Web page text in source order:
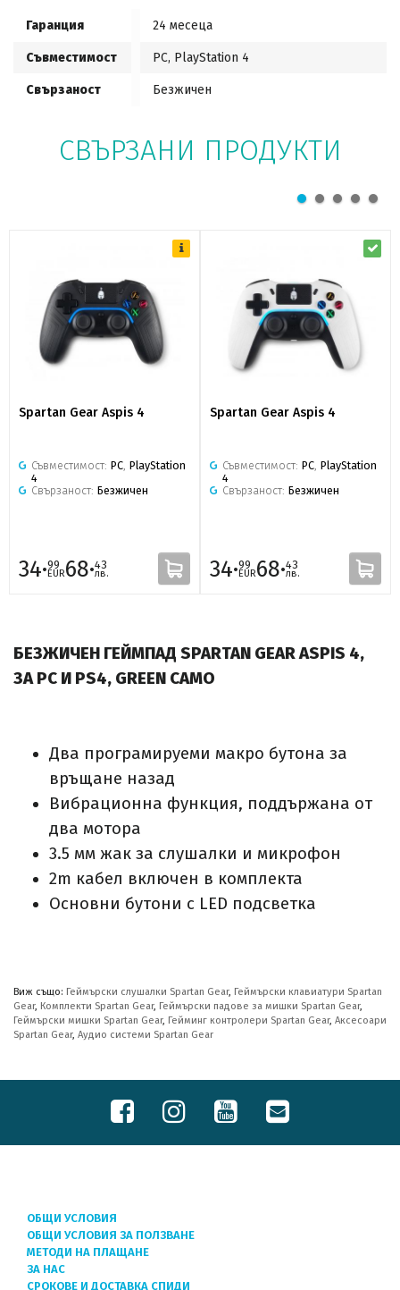
Гаранция 24 месеца
Съвместимост PC, PlayStation 4
Свързаност Безжичен
СВЪРЗАНИ ПРОДУКТИ
Spartan Gear Aspis 4
Съвместимост: PC, PlayStation
4
Свързаност: Безжичен
34·99
EUR68·43
лв.
Spartan Gear Aspis 4
Съвместимост: PC, PlayStation
4
Свързаност: Безжичен
34·99
EUR68·43
лв.
БЕЗЖИЧЕН ГЕЙМПАД SPARTAN GEAR ASPIS 4,
ЗА PC И PS4, GREEN CAMO
Два програмируеми макро бутона за
връщане назад
Вибрационна функция, поддържана от
два мотора
3.5 мм жак за слушалки и микрофон
2m кабел включен в комплекта
Основни бутони с LED подсветка
Виж също: Геймърски слушалки Spartan Gear, Геймърски клавиатури Spartan
Gear, Комплекти Spartan Gear, Геймърски падове за мишки Spartan Gear,
Геймърски мишки Spartan Gear, Гейминг контролери Spartan Gear, Аксесоари
Spartan Gear, Аудио системи Spartan Gear
ОБЩИ УСЛОВИЯ
ОБЩИ УСЛОВИЯ ЗА ПОЛЗВАНЕ
МЕТОДИ НА ПЛАЩАНЕ
ЗА НАС
СРОКОВЕ И ДОСТАВКА СПИДИ